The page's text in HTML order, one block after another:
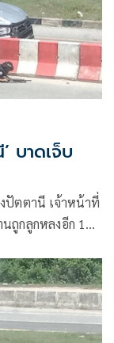
บาดเจ็บ
ปัตตานี เจ้าหน้าที่
ถูกลูกหลงอีก 1